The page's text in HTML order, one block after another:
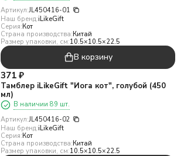
Артикул:JL450416-01
Наш бренд:iLikeGift
Серия:Кот
Страна производства:Китай
Размер упаковки, см:10.5×10.5×22.5
В корзину
371 ₽
Тамблер iLikeGift "Йога кот", голубой (450
мл)
В наличии 89 шт.
Артикул:JL450416-02
Наш бренд:iLikeGift
Серия:Кот
Страна производства:Китай
Размер упаковки, см:10.5×10.5×22.5